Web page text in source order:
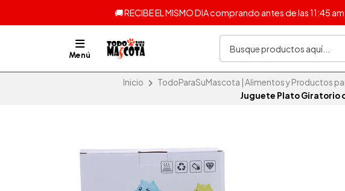
🚚 RECIBE EL MISMO DIA comprando antes de las
Menú
Inicio TodoParaSuMascota | Alimentos y Productos
Juguete Plato Giratorio